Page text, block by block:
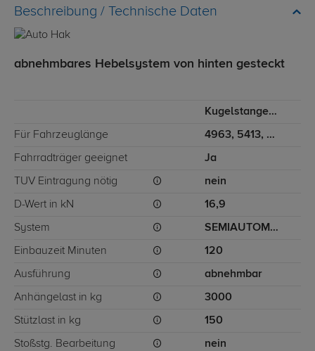
Technische Daten
abnehmbares Hebelsystem von hinten gesteckt
Kugelstange von hinten gesteckt
Für Fahrzeuglänge 4963, 5413, 5998
Fahrradträger geeignet Ja
TÜV Eintragung nötig nein
D-Wert in kN 16,9
System SEMIAUTOMATIC
Einbauzeit Minuten 120
Ausführung abnehmbar
Anhängelast in kg 3000
Stützlast in kg 150
Stoßstg. Bearbeitung nein